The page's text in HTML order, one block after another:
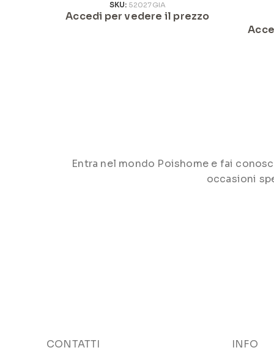
SKU: 52027GIA
Accedi per vedere il prezzo
Entra nel mondo Poishome e fai
occasioni
CONTATTI
INFO